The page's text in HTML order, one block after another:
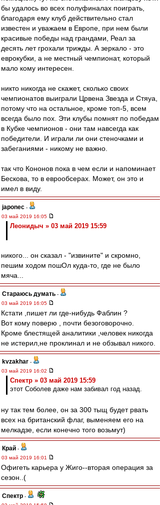
бы удалось во всех полуфиналах поиграть,
благодаря ему клуб действительно стал
известен и уважаем в Европе, при нем были
красивые победы над грандами, Реал за
десять лет грохали трижды. А зеркало - это
еврокубки, а не местный чемпионат, который
мало кому интересен.
никто никогда не скажет, сколько своих
чемпионатов выиграли Црвена Звезда и Стяуа,
потому что на остальное, кроме топ-5, всем
всегда было пох. Эти клубы помнят по победам
в Кубке чемпионов - они там навсегда как
победители. И играли ли они стеночками и
забеганиями - никому не важно.
так что Кононов пока в чем если и напоминает
Бескова, то в еврообсерах. Может, он это и
имел в виду.
japonec -
03 май 2019 16:05
Леонидыч » 03 май 2019 15:59
никого... он сказал - "извините" и скромно,
пешим ходом пошОл куда-то, где не было
мяча...
Стараюсь думать -
03 май 2019 16:05
Кстати ,пишет ли где-нибудь Фаблин ?
Вот кому поверю , почти безоговорочно.
Кроме блестящей аналитики ,человек никогда
не истерил,не проклинал и не обзывал никого.
kvzakhar -
03 май 2019 16:02
Спектр » 03 май 2019 15:59
этот Соболев даже нам забивал год назад.
ну так тем более, он за 300 тыщ будет рвать
всех на британский флаг, выменяем его на
мелкадзе, если конечно того возьмут)
Край -
03 май 2019 16:01
Офигеть карьера у Жиго--вторая операция за
сезон..(
Спектр -